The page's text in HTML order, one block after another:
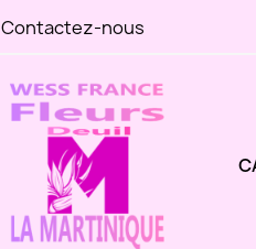
Contactez-nous